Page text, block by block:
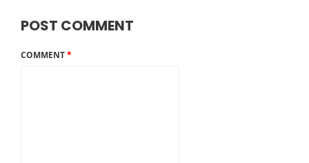
POST COMMENT
COMMENT*